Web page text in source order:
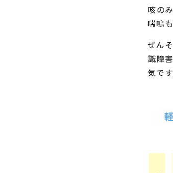
咳の
喘鳴
ぜん
識障
気で